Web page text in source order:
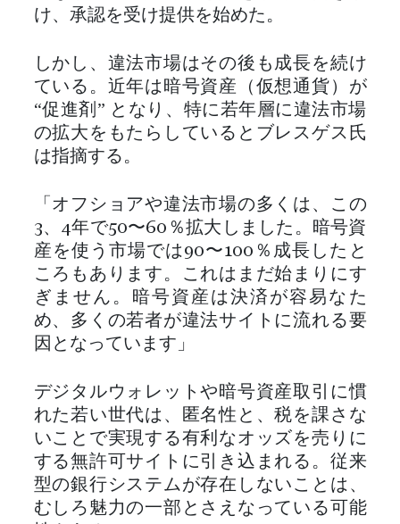
け、承認を受け提供を始めた。
しかし、違法市場はその後も成長を続け
ている。近年は暗号資産（仮想通貨）が
“促進剤” となり、特に若年層に違法市場
の拡大をもたらしているとブレスゲス氏
は指摘する。
「オフショアや違法市場の多くは、この
3、4年で50〜60％拡大しました。暗号資
産を使う市場では90〜100％成長したと
ころもあります。これはまだ始まりにす
ぎません。暗号資産は決済が容易なた
め、多くの若者が違法サイトに流れる要
因となっています」
デジタルウォレットや暗号資産取引に慣
れた若い世代は、匿名性と、税を課さな
いことで実現する有利なオッズを売りに
する無許可サイトに引き込まれる。従来
型の銀行システムが存在しないことは、
むしろ魅力の一部とさえなっている可能